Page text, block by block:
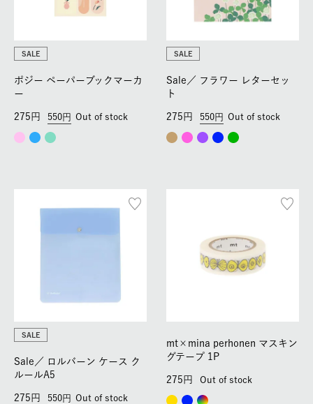
SALE
ポジー ペーパーブックマーカ
ー
550
275 Out of stock
SALE
Sale／ フラワー レターセッ
ト
550
275 Out of stock
SALE
Sale／
ロルバーン ケース ク
ルールA5
550
275 Out of stock
mt×mina perhonen マスキン
グテープ 1P
275 Out of stock